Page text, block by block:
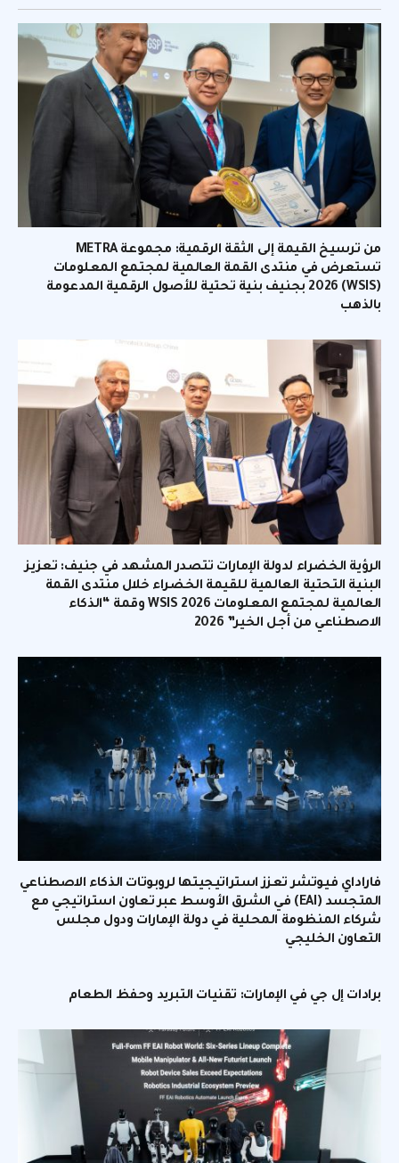
من ترسيخ القيمة إلى الثقة الرقمية: مجموعة METRA
تستعرض في منتدى القمة العالمية لمجتمع المعلومات
(WSIS) 2026 بجنيف بنية تحتية للأصول الرقمية المدعومة
بالذهب
الرؤية الخضراء لدولة الإمارات تتصدر المشهد في جنيف: تعزيز
البنية التحتية العالمية للقيمة الخضراء خلال منتدى القمة
العالمية لمجتمع المعلومات WSIS 2026 وقمة “الذكاء
الاصطناعي من أجل الخير” 2026
فاراداي فيوتشر تعزز استراتيجيتها لروبوتات الذكاء الاصطناعي
المتجسد (EAI) في الشرق الأوسط عبر تعاون استراتيجي مع
شركاء المنظومة المحلية في دولة الإمارات ودول مجلس
التعاون الخليجي
برادات إل جي في الإمارات: تقنيات التبريد وحفظ الطعام